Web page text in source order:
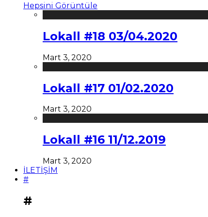
Hepsini Görüntüle
Lokall #18 03/04.2020
Mart 3, 2020
Lokall #17 01/02.2020
Mart 3, 2020
Lokall #16 11/12.2019
Mart 3, 2020
İLETİŞİM
#
#